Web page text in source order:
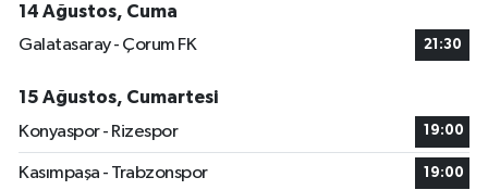
14 Ağustos, Cuma
Galatasaray - Çorum FK
21:30
15 Ağustos, Cumartesi
Konyaspor - Rizespor
19:00
Kasımpaşa - Trabzonspor 19:00